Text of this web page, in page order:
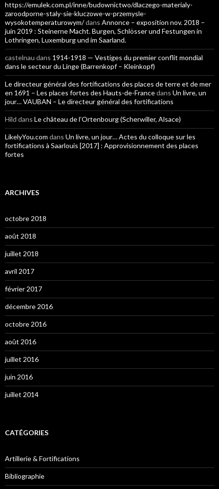
https://emulek.com.pl/inne/budownictwo/dlaczego-materialy-
zaroodporne-staly-sie-kluczowe-w-przemysle-
wysokotemperaturowym/dans Annonce – exposition nov. 2018 –
juin 2019 : Steinerne Macht. Burgen, Schlösser und Festungen in
Lothringen, Luxemburg und im Saarland.
castelnau dans 1914-1918 — Vestiges du premier conflit mondial
dans le secteur du Linge (Barrenkopf – Kleinkopf)
Le directeur général des fortifications des places de terre et de mer
en 1691 – Les places fortes des Hauts-de-Francedans Un livre, un
jour… VAUBAN – Le directeur général des fortifications
Hild dans Le château de l’Ortenbourg (Scherwiller, Alsace)
LikelyYou.com dans Un livre, un jour… Actes du colloque sur les
fortifications à Saarlouis [2017] : Approvisionnement des places
fortes
ARCHIVES
octobre 2018
août 2018
juillet 2018
avril 2017
février 2017
décembre 2016
octobre 2016
août 2016
juillet 2016
juin 2016
juillet 2014
CATÉGORIES
Artillerie & Fortifications
Bibliographie